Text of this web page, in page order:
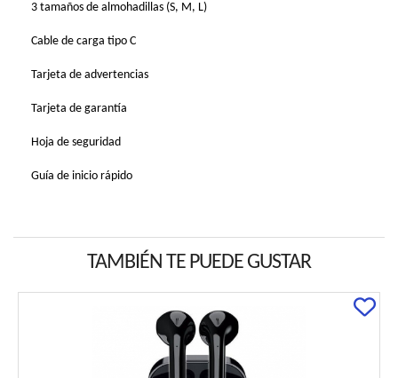
3 tamaños de almohadillas (S, M, L)
Cable de carga tipo C
Tarjeta de advertencias
Tarjeta de garantía
Hoja de seguridad
Guía de inicio rápido
TAMBIÉN TE PUEDE GUSTAR